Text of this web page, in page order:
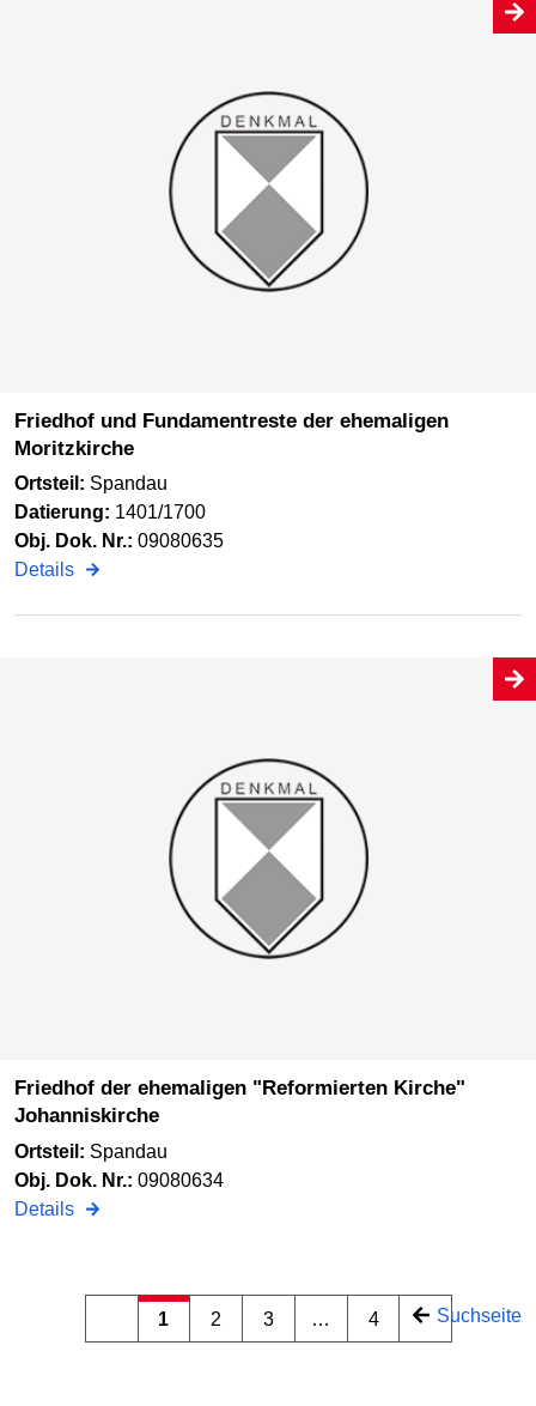
Friedhof und Fundamentreste der ehemaligen
Moritzkirche
Ortsteil: Spandau
Datierung: 1401/1700
Obj. Dok. Nr.: 09080635
Details
Friedhof der ehemaligen "Reformierten Kirche"
Johanniskirche
Ortsteil: Spandau
Obj. Dok. Nr.: 09080634
Details
1 2 3 … 4 Suchseite